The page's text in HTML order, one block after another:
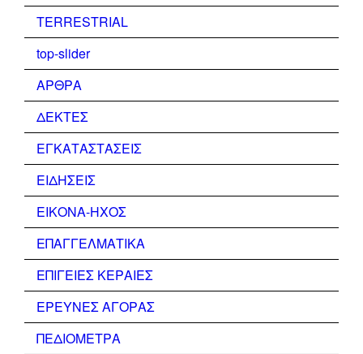
TERRESTRIAL
top-slider
ΑΡΘΡΑ
ΔΕΚΤΕΣ
ΕΓΚΑΤΑΣΤΑΣΕΙΣ
ΕΙΔΗΣΕΙΣ
ΕΙΚΟΝΑ-ΗΧΟΣ
ΕΠΑΓΓΕΛΜΑΤΙΚΑ
ΕΠΙΓΕΙΕΣ ΚΕΡΑΙΕΣ
ΕΡΕΥΝΕΣ ΑΓΟΡΑΣ
ΠΕΔΙΟΜΕΤΡΑ